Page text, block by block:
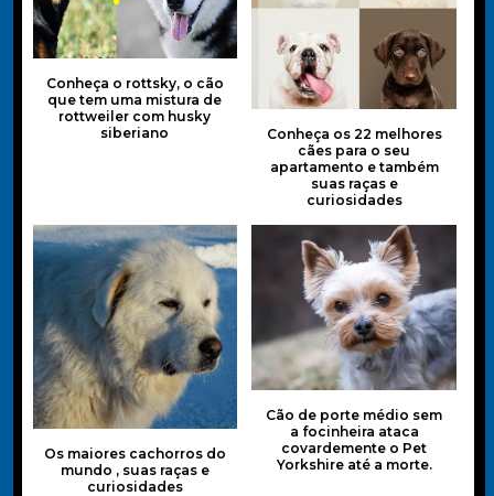
Conheça o rottsky, o cão
que tem uma mistura de
rottweiler com husky
siberiano
Conheça os 22 melhores
cães para o seu
apartamento e também
suas raças e
curiosidades
Os maiores cachorros do
mundo , suas raças e
curiosidades
Cão de porte médio sem
a focinheira ataca
covardemente o Pet
Yorkshire até a morte.